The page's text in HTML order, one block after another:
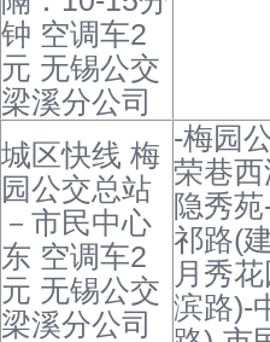
钟 空调车2
元 无锡公交
梁溪分公司
城区快线 梅
园公交总站
－市民中心
东 空调车2
元 无锡公交
梁溪分公司
-梅园
荣巷
隐秀
祁路(
月秀
滨路)-